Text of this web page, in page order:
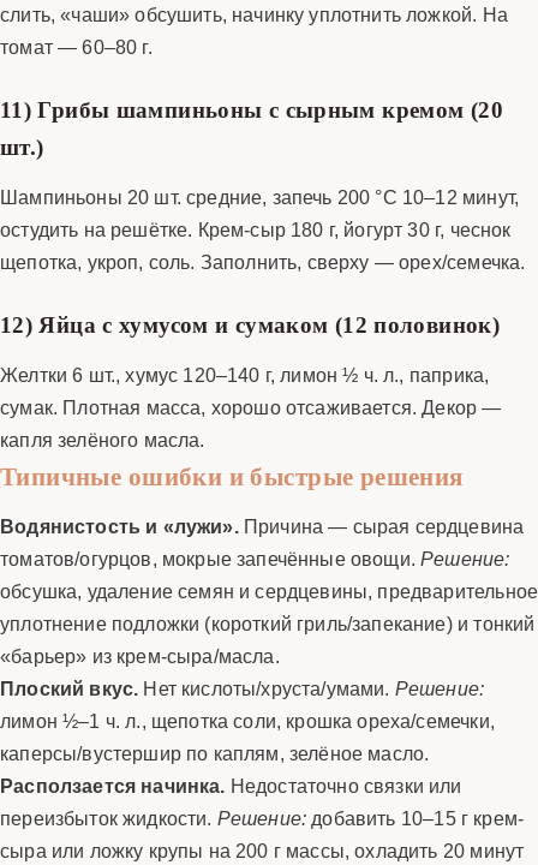
слить, «чаши» обсушить, начинку уплотнить ложкой. На
томат — 60–80 г.
11) Грибы шампиньоны с сырным кремом (20
шт.)
Шампиньоны 20 шт. средние, запечь 200 °C 10–12 минут,
остудить на решётке. Крем-сыр 180 г, йогурт 30 г, чеснок
щепотка, укроп, соль. Заполнить, сверху — орех/семечка.
12) Яйца с хумусом и сумаком (12 половинок)
Желтки 6 шт., хумус 120–140 г, лимон ½ ч. л., паприка,
сумак. Плотная масса, хорошо отсаживается. Декор —
капля зелёного масла.
Типичные ошибки и быстрые решения
Водянистость и «лужи».Причина — сырая сердцевина
томатов/огурцов, мокрые запечённые овощи.Решение:
обсушка, удаление семян и сердцевины, предварительное
уплотнение подложки (короткий гриль/запекание) и тонкий
«барьер» из крем-сыра/масла.
Плоский вкус. Нет кислоты/хруста/умами. Решение:
лимон ½–1 ч. л., щепотка соли, крошка ореха/семечки,
каперсы/вустершир по каплям, зелёное масло.
Расползается начинка. Недостаточно связки или
переизбыток жидкости. Решение: добавить 10–15 г крем-
сыра или ложку крупы на 200 г массы, охладить 20 минут